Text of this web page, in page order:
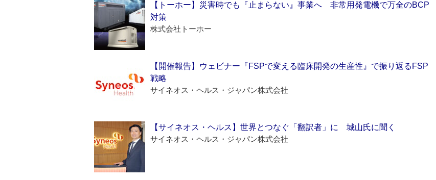
【トーホー】災害時でも『止まらない』事業へ 非常用発電機で万全のBCP
対策
株式会社トーホー
【開催報告】ウェビナー『FSPで変える臨床開発の生産性』で振り返るFSP
戦略
サイネオス・ヘルス・ジャパン株式会社
【サイネオス・ヘルス】世界とつなぐ「翻訳者」に 城山氏に聞く
サイネオス・ヘルス・ジャパン株式会社